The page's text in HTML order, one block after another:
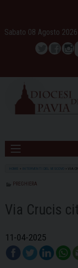
content
Sabato 08 Agosto 2026
Twitter
HOME INTERVENTI DEL VESCOVO VIA
PREGHIERA
Via Crucis
11-04-2025